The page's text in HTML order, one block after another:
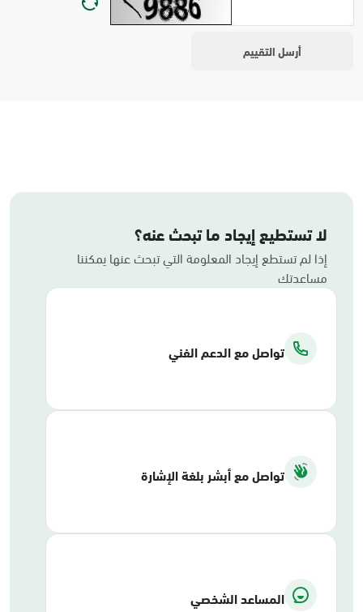
لا تستطيع إيجاد ما تبحث عنه؟
إذا لم تستطع إيجاد المعلومة التي تبحث عنها يمكننا
مساعدتك
تواصل مع الدعم الفني
تواصل مع أبشر بلغة الإشارة
المساعد الشخصي